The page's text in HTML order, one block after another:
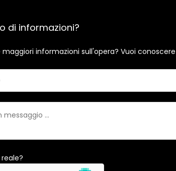
di informazioni?
informazioni sull'opera? Vuoi